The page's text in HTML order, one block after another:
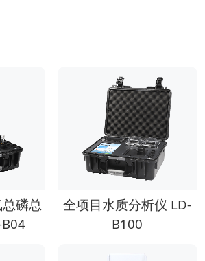
磷总
全项目水质分析仪 LD-
B100